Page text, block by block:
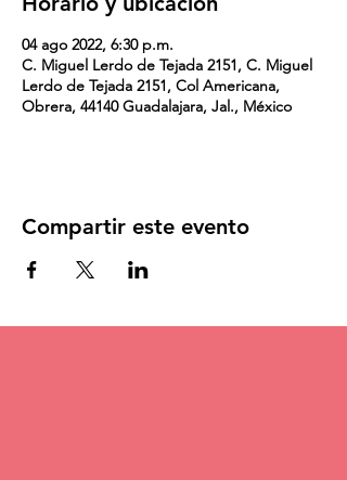
04 ago 2022, 6:30 p.m.
C. Miguel Lerdo de Tejada 2151, C. Miguel
Lerdo de Tejada 2151, Col Americana,
Obrera, 44140 Guadalajara, Jal., México
Compartir este evento